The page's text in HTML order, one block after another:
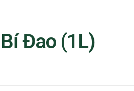
Đao (1L)